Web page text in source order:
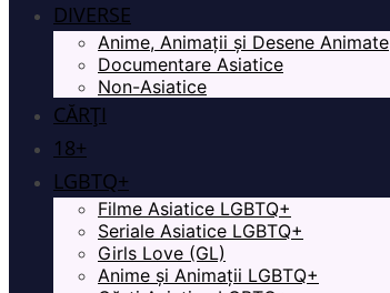
DIVERSE
Anime, Animații și Desene Animate
Documentare Asiatice
Non-Asiatice
CĂRȚI
18+
LGBTQ+
Filme Asiatice LGBTQ+
Seriale Asiatice LGBTQ+
Girls Love (GL)
Anime și Animații LGBTQ+